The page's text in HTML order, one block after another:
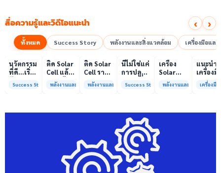
สื่อความรู้และวิดีโอแนะนำ ‹ ›
ทั้งหมด Success Story พลังงานและสิ่งแวดล้อม เครื่องมือแล
เล่นวิดีโอ
00:10
นวัตกรรม
ที่ดี…เริ่ม
ความร่วม
Success Story
เล่นวิดีโอ
00:10
ติด Solar
Cell แล้ว
ลดค่าไฟ
ได้จริง
พลังงานและสิ่งแวดล้อม
00:08
ติด Solar
Cell ราคา
แพง แต่
ค่าไฟ
พลังงานและสิ่งแวดล้อม
เล่นวิดีโอ
นี่ไม่ใช่แค่
การปลูก
คือการ
ให้ป่า
ต้นน้ำและ
ชุมชน
Success Story
เครื่อง
Solar
Simulator
มาตรฐาน
รับรอง
ISO/IEC17025
บริการ
พลังงานและสิ่งแวดล้อม
เล่
01:00
แนะนำ
เครื่องมื
วิเคราะ
ทดสอบ
การกลา
เครื่องมื